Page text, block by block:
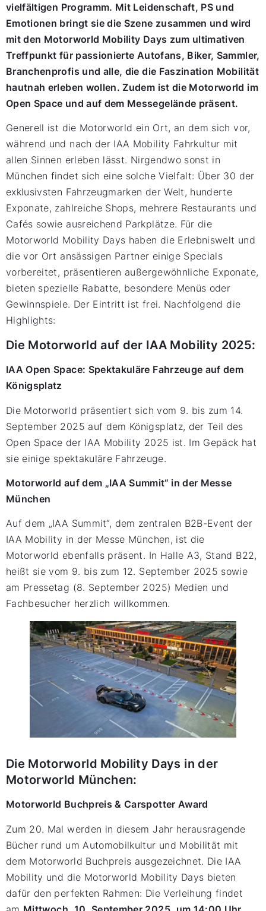
vielfältigen Programm. Mit Leidenschaft, PS und
Emotionen bringt sie die Szene zusammen und wird
mit den Motorworld Mobility Days zum ultimativen
Treffpunkt für passionierte Autofans, Biker, Sammler,
Branchenprofis und alle, die die Faszination Mobilität
hautnah erleben wollen. Zudem ist die Motorworld im
Open Space und auf dem Messegelände präsent.
Generell ist die Motorworld ein Ort, an dem sich vor,
während und nach der IAA Mobility Fahrkultur mit
allen Sinnen erleben lässt. Nirgendwo sonst in
München findet sich eine solche Vielfalt: Über 30 der
exklusivsten Fahrzeugmarken der Welt, hunderte
Exponate, zahlreiche Shops, mehrere Restaurants und
Cafés sowie ausreichend Parkplätze. Für die
Motorworld Mobility Days haben die Erlebniswelt und
die vor Ort ansässigen Partner einige Specials
vorbereitet, präsentieren außergewöhnliche Exponate,
bieten spezielle Rabatte, besondere Menüs oder
Gewinnspiele. Der Eintritt ist frei. Nachfolgend die
Highlights:
Die Motorworld auf der IAA Mobility 2025:
IAA Open Space: Spektakuläre Fahrzeuge auf dem
Königsplatz
Die Motorworld präsentiert sich vom 9. bis zum 14.
September 2025 auf dem Königsplatz, der Teil des
Open Space der IAA Mobility 2025 ist. Im Gepäck hat
sie einige spektakuläre Fahrzeuge.
Motorworld auf dem „IAA Summit“ in der Messe
München
Auf dem „IAA Summit“, dem zentralen B2B-Event der
IAA Mobility in der Messe München, ist die
Motorworld ebenfalls präsent. In Halle A3, Stand B22,
heißt sie vom 9. bis zum 12. September 2025 sowie
am Pressetag (8. September 2025) Medien und
Fachbesucher herzlich willkommen.
Die Motorworld Mobility Days in der
Motorworld München:
Motorworld Buchpreis & Carspotter Award
Zum 20. Mal werden in diesem Jahr herausragende
Bücher rund um Automobilkultur und Mobilität mit
dem Motorworld Buchpreis ausgezeichnet. Die IAA
Mobility und die Motorworld Mobility Days bieten
dafür den perfekten Rahmen: Die Verleihung findet